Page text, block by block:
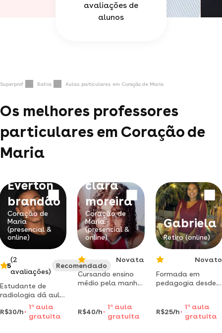
avaliações de
alunos
Superprof Bahia Aulas particulares em Coração de Maria
Os melhores professores
particulares em Coração de
Maria
Everton
brandão
Coração de
Maria
(presencial &
online)
5
(2
avaliações)
Recomendado
Estudante de
radiologia dá aula
aulas de
matemática e
física, ead. com
R$30/h
1 aaula
gratuita
clara
moreira
Coração de
Maria
(presencial &
online)
Novata
Cursando ensino
médio pela manhã
português,
geografia, história,
R$40/h
1 a aula
gratuita
Gabriela
Retiro (online)
Novato
Formada em
pedagogia desde
reforço escolar
desde os 14 anos,
R$25/h
1 aaula
gratuita